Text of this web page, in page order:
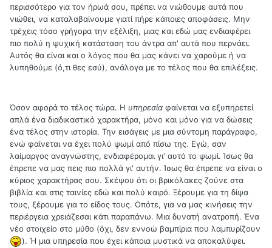
περισσότερο για τον ήρωά σου, πρέπει να νιώθουμε αυτά που
νιώθει, να καταλαβαίνουμε γιατί πήρε κάποιες αποφάσεις. Μην
τρέχεις τόσο γρήγορα την εξέλιξη, μιας και εδώ μας ενδιαφέρει
πιο πολύ η ψυχική κατάσταση του άντρα απ' αυτά που περνάει.
Αυτός θα είναι και ο λόγος που θα μας κάνει να χαρούμε ή να
λυπηθούμε (ό,τι θες εσύ), ανάλογα με το τέλος που θα επιλέξεις.
Όσον αφορά το τέλος τώρα. Η υπηρεσία φαίνεται να εξυπηρετεί
απλά ένα διαδικαστικό χαρακτήρα, μόνο και μόνο για να δώσεις
ένα τέλος στην ιστορία. Την εισάγεις με μια σύντομη παράγραφο,
ενώ φαίνεται να έχει πολύ ψωμί από πίσω της. Εγώ, σαν
λαίμαργος αναγνώστης, ενδιαφέρομαι γι' αυτό το ψωμί. Ίσως θα
έπρεπε να μας πεις πιο πολλά γι' αυτήν. Ίσως θα έπρεπε να είναι ο
κύριος χαρακτήρας σου. Σκέψου ότι οι βρικόλακες ζούνε στα
βιβλία και στις ταινίες εδώ και πολύ καιρό. Ξέρουμε για τη δίψα
τους, ξέρουμε για το είδος τους. Οπότε, για να μας κινήσεις την
περιέργεια χρειάζεσαι κάτι παραπάνω. Μια δυνατή ανατροπή. Ένα
νέο στοιχείο στο μύθο (όχι, δεν εννοώ βαμπίρια που λαμπυρίζουν
). Ή μια υπηρεσία που έχει κάποια μυστικά να αποκαλύψει.